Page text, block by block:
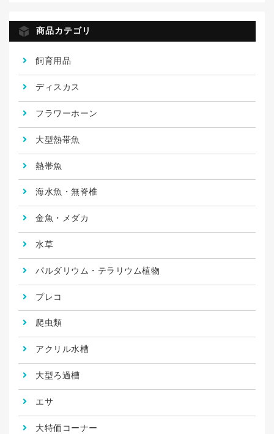
商品カテゴリ
飼育用品
ディスカス
フラワーホーン
大型熱帯魚
熱帯魚
海水魚・無脊椎
金魚・メダカ
水草
パルダリウム・テラリウム植物
プレコ
爬虫類
アクリル水槽
大型ろ過槽
エサ
大特価コーナー